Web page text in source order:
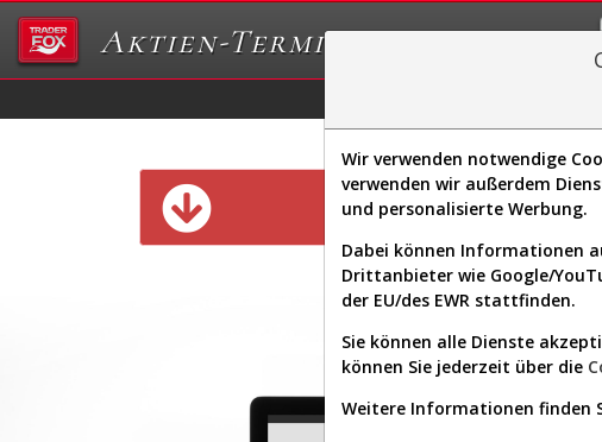
Aktien-Terminal
Diese
Wir verwenden notwendige
verwenden wir außerdem
und personalisierte Werbung.
Dabei können Informationen
Drittanbieter wie Google/
der EU/des EWR stattfinden.
Sie können alle Dienste
können Sie jederzeit über die
Weitere Informationen finden